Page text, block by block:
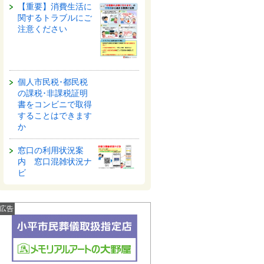
【重要】消費生活に
関するトラブルにご
注意ください
個人市民税･都民税
の課税･非課税証明
書をコンビニで取得
することはできます
か
窓口の利用状況案
内 窓口混雑状況ナ
ビ
広告